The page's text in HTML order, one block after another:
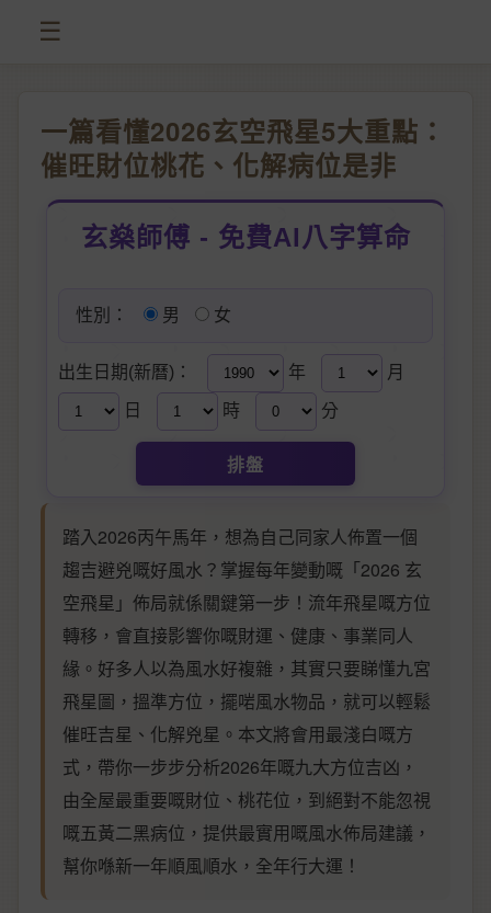
☰
一篇看懂2026玄空飛星5大重點：
催旺財位桃花、化解病位是非
玄燊師傅 - 免費AI八字算命
性別： 男 女
出生日期(新曆)： 年 月
日 時 分
排盤
踏入2026丙午馬年，想為自己同家人佈置一個
趨吉避兇嘅好風水？掌握每年變動嘅「2026 玄
空飛星」佈局就係關鍵第一步！流年飛星嘅方位
轉移，會直接影響你嘅財運、健康、事業同人
緣。好多人以為風水好複雜，其實只要睇懂九宮
飛星圖，搵準方位，擺啱風水物品，就可以輕鬆
催旺吉星、化解兇星。本文將會用最淺白嘅方
式，帶你一步步分析2026年嘅九大方位吉凶，
由全屋最重要嘅財位、桃花位，到絕對不能忽視
嘅五黃二黑病位，提供最實用嘅風水佈局建議，
幫你喺新一年順風順水，全年行大運！